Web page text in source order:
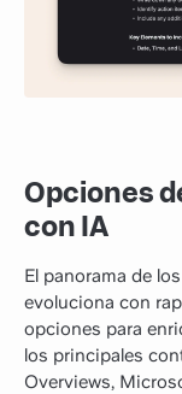
Opciones
con IA
El panorama de
evoluciona con
opciones para
los principales
Overviews,